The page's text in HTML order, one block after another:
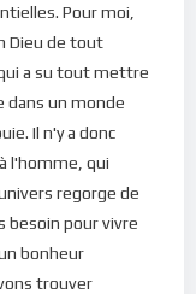
mais qui semble
le proverbe. Il ne
notre vie, nous
pour se reposer
le chemin.
être satisfaisant;
Car si le
la destination
Pour moi,
Dieu de tout
a su tout mettre
dans un monde
Il n'y a donc
l'homme, qui
regorge de
besoin pour vivre
bonheur
trouver